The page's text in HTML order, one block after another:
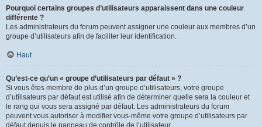
Pourquoi certains groupes d’utilisateurs apparaissent dans une couleur
différente ?
Les administrateurs du forum peuvent assigner une couleur aux membres d’un
groupe d’utilisateurs afin de faciliter leur identification.
Haut
Qu’est-ce qu’un « groupe d’utilisateurs par défaut » ?
Si vous êtes membre de plus d’un groupe d’utilisateurs, votre groupe
d’utilisateurs par défaut est utilisé afin de déterminer quelle sera la couleur et
le rang qui vous sera assigné par défaut. Les administrateurs du forum
peuvent vous autoriser à modifier vous-même votre groupe d’utilisateurs par
défaut depuis le panneau de contrôle de l’utilisateur.